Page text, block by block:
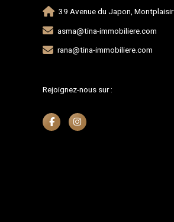
39 Avenue du Japon, Montplaisir
asma@tina-immobiliere.com
rana@tina-immobiliere.com
Rejoignez-nous sur :